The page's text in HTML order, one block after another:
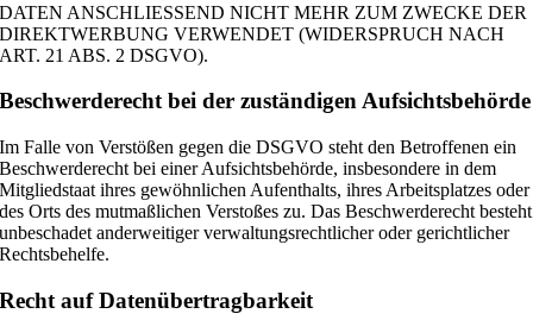
DATEN ANSCHLIESSEND NICHT MEHR ZUM ZWECKE DER
DIREKTWERBUNG VERWENDET (WIDERSPRUCH NACH
ART. 21 ABS. 2 DSGVO).
Beschwerde­recht bei der zuständigen Aufsichts­behörde
Im Falle von Verstößen gegen die DSGVO steht den Betroffenen ein
Beschwerderecht bei einer Aufsichtsbehörde, insbesondere in dem
Mitgliedstaat ihres gewöhnlichen Aufenthalts, ihres Arbeitsplatzes oder
des Orts des mutmaßlichen Verstoßes zu. Das Beschwerderecht besteht
unbeschadet anderweitiger verwaltungsrechtlicher oder gerichtlicher
Rechtsbehelfe.
Recht auf Daten­übertrag­barkeit